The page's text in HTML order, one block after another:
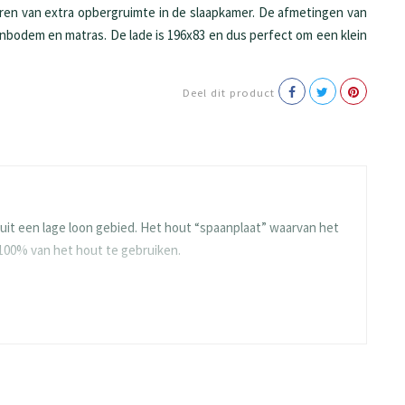
van extra opbergruimte in de slaapkamer. De afmetingen van
en matras. De lade is 196x83 en dus perfect om een klein
Deel dit product
een lage loon gebied. Het hout “spaanplaat” waarvan het
van het hout te gebruiken.
en blijven ze langdurig mooi. Gelukkig heeft BEUK al veel